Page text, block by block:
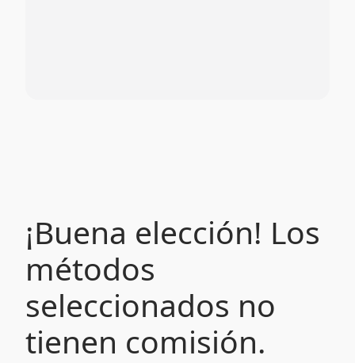
¡Buena elección! Los
métodos
seleccionados no
tienen comisión.